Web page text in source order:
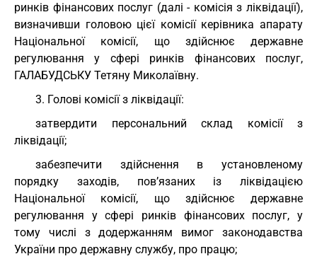
ринків фінансових послуг (далі - комісія з ліквідації),
визначивши головою цієї комісії керівника апарату
Національної комісії, що здійснює державне
регулювання у сфері ринків фінансових послуг,
ГАЛАБУДСЬКУ Тетяну Миколаївну.
3. Голові комісії з ліквідації:
затвердити персональний склад комісії з
ліквідації;
забезпечити здійснення в установленому
порядку заходів, пов’язаних із ліквідацією
Національної комісії, що здійснює державне
регулювання у сфері ринків фінансових послуг, у
тому числі з додержанням вимог законодавства
України про державну службу, про працю;